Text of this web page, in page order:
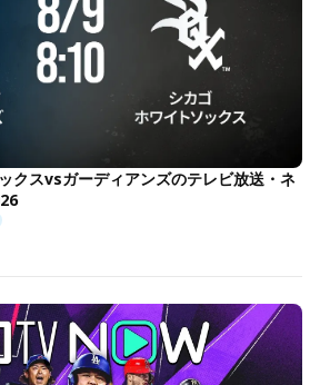
クスvsガーディアンズのテレビ放送・ネ